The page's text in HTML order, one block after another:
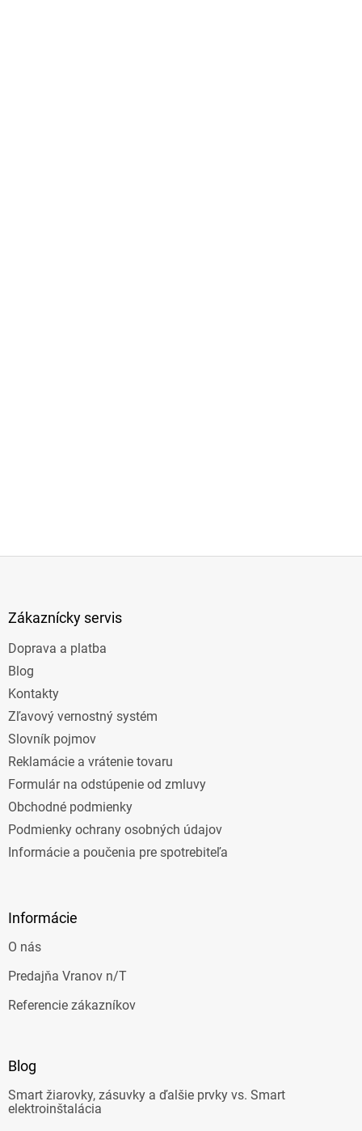
Zákaznícky servis
Doprava a platba
Blog
Kontakty
Zľavový vernostný systém
Slovník pojmov
Reklamácie a vrátenie tovaru
Formulár na odstúpenie od zmluvy
Obchodné podmienky
Podmienky ochrany osobných údajov
Informácie a poučenia pre spotrebiteľa
Informácie
O nás
Predajňa Vranov n/T
Referencie zákazníkov
Blog
Smart žiarovky, zásuvky a ďalšie prvky vs. Smart
elektroinštalácia